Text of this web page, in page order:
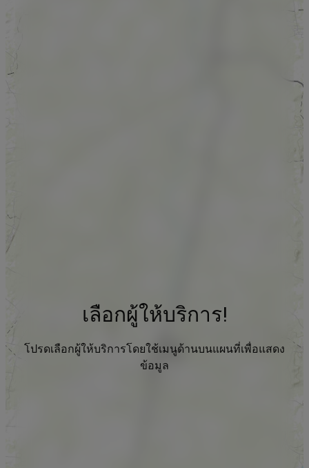
เลือกผู้ให้บริการ!
โปรดเลือกผู้ให้บริการโดยใช้เมนูด้านบนแผนที่เพื่อแสดง
ข้อมูล